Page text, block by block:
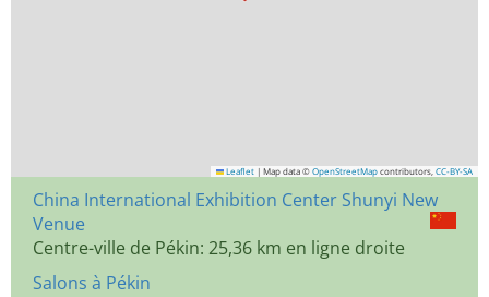
Leaflet | Map data © OpenStreetMap contributors, CC-BY-SA
China International Exhibition Center Shunyi New
Venue
Centre-ville de Pékin: 25,36 km en ligne droite
Salons à Pékin